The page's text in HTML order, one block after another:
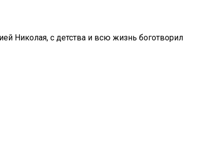
Николая, с детства и всю жизнь боготворил